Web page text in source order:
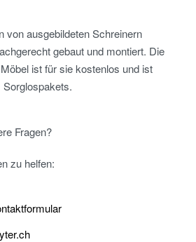
von ausgebildeten Schreinern
gebaut und montiert. Die
ist für sie kostenlos und ist
Fragen?
zu helfen: